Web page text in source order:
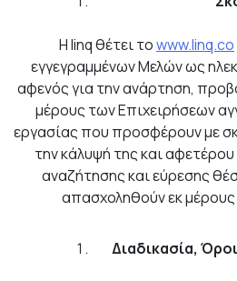
Η linq θέτει τοwww.linq.co
εγγεγραμμένων Μελών ως
αφενός για την ανάρτηση,
μέρους των Επιχειρήσεων
εργασίας που προσφέρουν με
την κάλυψή της και
αναζήτησης και εύρεσης
απασχοληθούν εκ
Διαδικασία,